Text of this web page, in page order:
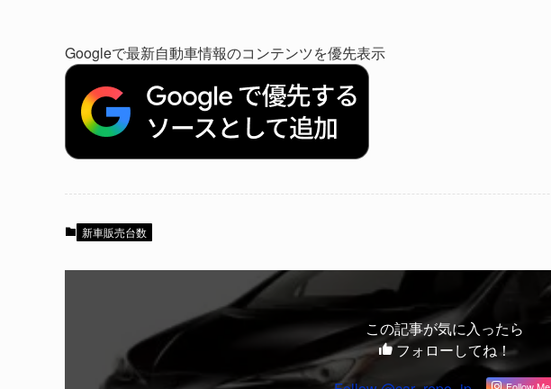
Googleで最新自動車情報のコンテンツを優先表示
新車販売台数
この記事が気に入ったら
フォローしてね！
Follow Me